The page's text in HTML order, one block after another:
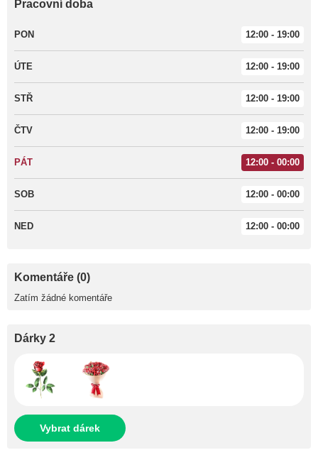
Pracovní doba
PON 12:00 - 19:00
ÚTE 12:00 - 19:00
STŘ 12:00 - 19:00
ČTV 12:00 - 19:00
PÁT 12:00 - 00:00
SOB 12:00 - 00:00
NED 12:00 - 00:00
Komentáře (0)
Zatím žádné komentáře
Dárky 2
Vybrat dárek